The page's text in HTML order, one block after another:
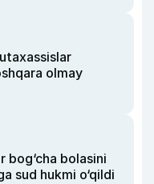
olmay
bog‘cha bolasini
sud hukmi o‘qildi